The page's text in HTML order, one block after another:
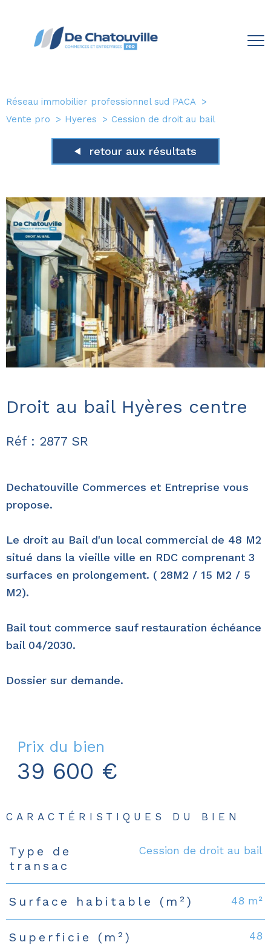
Réseau immobilier professionnel sud PACA
Vente pro
Hyeres Cession de droit au bail
retour aux résultats
Droit au bail Hyères centre
Réf : 2877 SR
Dechatouville Commerces et Entreprise vous
propose.
Le droit au Bail d'un local commercial de 48 M2
situé dans la vieille ville en RDC comprenant 3
surfaces en prolongement. ( 28M2 / 15 M2 / 5
M2).
Bail tout commerce sauf restauration échéance
bail 04/2030.
Dossier sur demande.
Prix du bien
39 600 €
CARACTÉRISTIQUES DU BIEN
Caractéristiques Valeurs
Type de
transac
Cession de droit au bail
Surface habitable (m²) 48 m²
Superficie (m²) 48